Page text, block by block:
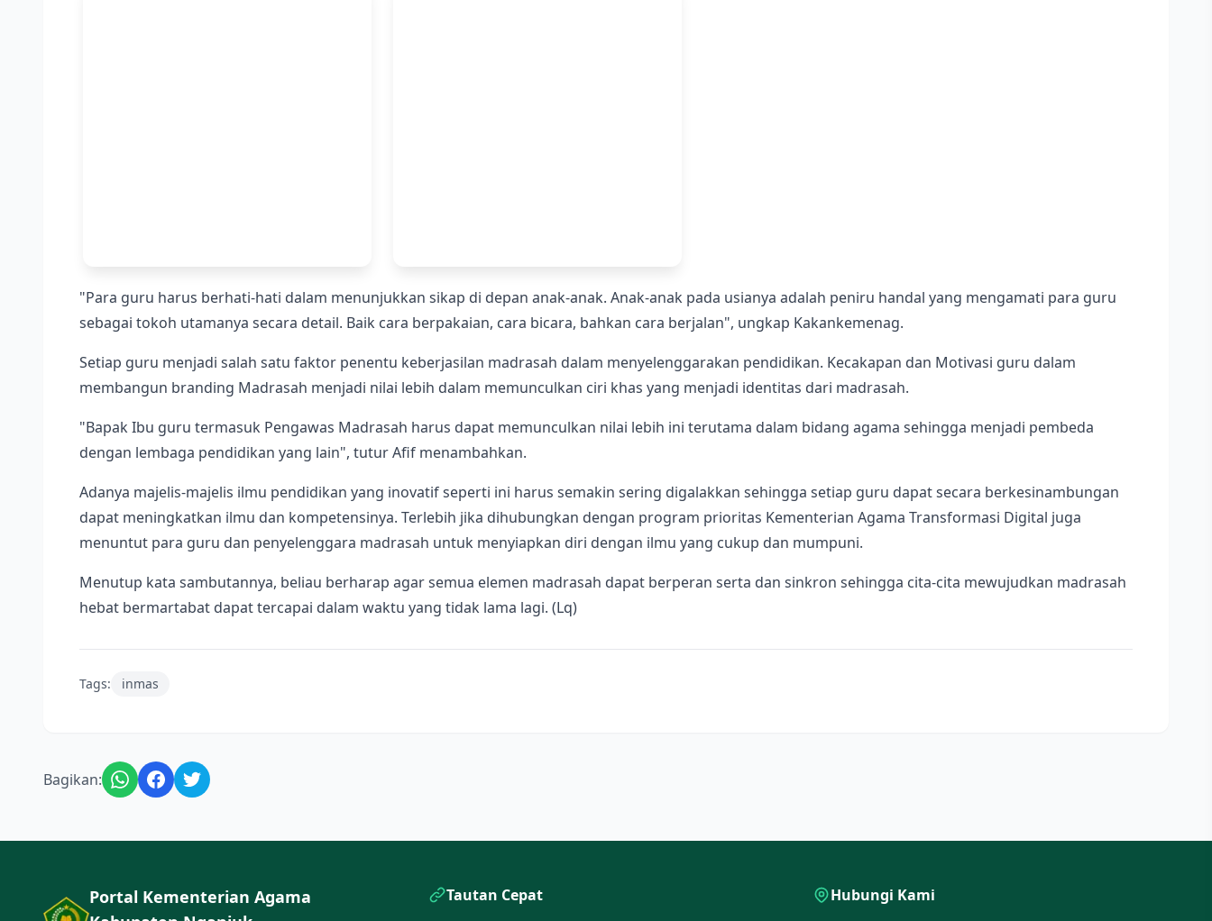
"Para guru harus berhati-hati dalam menunjukkan sikap di depan anak-anak. Anak-anak pada usianya adalah peniru handal yang mengamati para guru
sebagai tokoh utamanya secara detail. Baik cara berpakaian, cara bicara, bahkan cara berjalan", ungkap Kakankemenag.
Setiap guru menjadi salah satu faktor penentu keberjasilan madrasah dalam menyelenggarakan pendidikan. Kecakapan dan Motivasi guru dalam
membangun branding Madrasah menjadi nilai lebih dalam memunculkan ciri khas yang menjadi identitas dari madrasah.
"Bapak Ibu guru termasuk Pengawas Madrasah harus dapat memunculkan nilai lebih ini terutama dalam bidang agama sehingga menjadi pembeda
dengan lembaga pendidikan yang lain", tutur Afif menambahkan.
Adanya majelis-majelis ilmu pendidikan yang inovatif seperti ini harus semakin sering digalakkan sehingga setiap guru dapat secara berkesinambungan
dapat meningkatkan ilmu dan kompetensinya. Terlebih jika dihubungkan dengan program prioritas Kementerian Agama Transformasi Digital juga
menuntut para guru dan penyelenggara madrasah untuk menyiapkan diri dengan ilmu yang cukup dan mumpuni.
Menutup kata sambutannya, beliau berharap agar semua elemen madrasah dapat berperan serta dan sinkron sehingga cita-cita mewujudkan madrasah
hebat bermartabat dapat tercapai dalam waktu yang tidak lama lagi. (Lq)
Tags: inmas
Bagikan:
Portal Kementerian Agama
Tautan Cepat Hubungi Kami